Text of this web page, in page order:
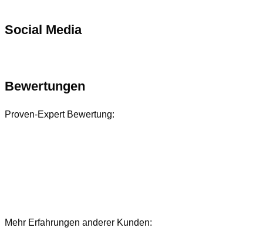
Social Media
Bewertungen
Proven-Expert Bewertung:
Mehr Erfahrungen anderer Kunden: